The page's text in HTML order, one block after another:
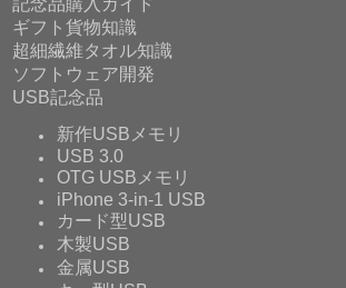
記念品購入ガイド
ギフト貨物知識
超細繊維タオル知識
ソフトウェア開発
USB記念品
新作USBメモリ
USB 3.0
OTG USBメモリ
iPhone 3-in-1 USB
カード型USB
木製USB
金属USB